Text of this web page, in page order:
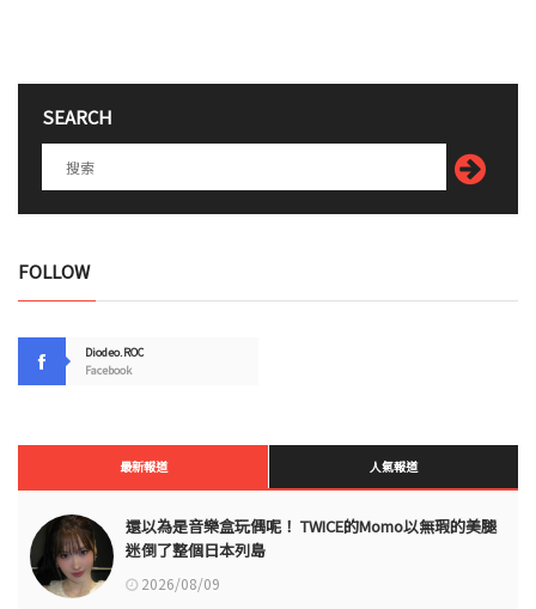
SEARCH
FOLLOW
Diodeo.ROC
Facebook
最新報道 人氣報道
還以為是音樂盒玩偶呢！ TWICE的Momo以無瑕的美腿
迷倒了整個日本列島
2026/08/09